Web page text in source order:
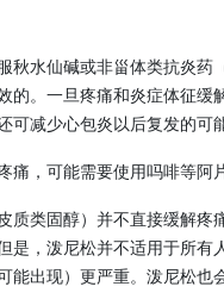
秋水仙碱或非甾体类抗炎药
的。一旦疼痛和炎症体征缓
可减少心包炎以后复发的可
痛，可能需要使用吗啡等阿
质类固醇）并不直接缓解疼
是， 泼尼松并不适用于所有
能出现）更严重。 泼尼松也